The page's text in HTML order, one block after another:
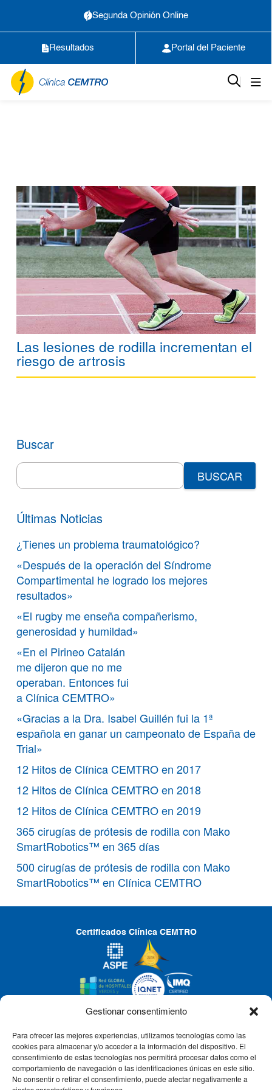
Gestionar consentimiento
Para ofrecer las mejores experiencias, utilizamos tecnologías como las
cookies para almacenar y/o acceder a la información del dispositivo. El
consentimiento de estas tecnologías nos permitirá procesar datos como el
comportamiento de navegación o las identificaciones únicas en este sitio.
No consentir o retirar el consentimiento, puede afectar negativamente a
Segunda Opinión Online
Resultados Portal del Paciente
Las lesiones de rodilla incrementan el
riesgo de artrosis
Buscar
Search
for:
Últimas Noticias
¿Tienes un problema traumatológico?
«Después de la operación del Síndrome
Compartimental he logrado los mejores
resultados»
«El rugby me enseña compañerismo,
generosidad y humildad»
«En el Pirineo Catalán
me dijeron que no me
operaban. Entonces fui
a Clínica CEMTRO»
«Gracias a la Dra. Isabel Guillén fui la 1ª
española en ganar un campeonato de España de
Trial»
12 Hitos de Clínica CEMTRO en 2017
12 Hitos de Clínica CEMTRO en 2018
12 Hitos de Clínica CEMTRO en 2019
365 cirugías de prótesis de rodilla con Mako
SmartRobotics™ en 365 días
500 cirugías de prótesis de rodilla con Mako
SmartRobotics™ en Clínica CEMTRO
Certificados Clínica CEMTRO
CLÍNICA CEMTRO
QUIÉNES SOMOS